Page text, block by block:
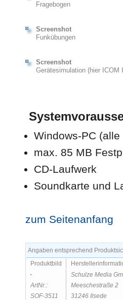
Fragebogen
Screenshot
Funkübungen
Screenshot
Gerätesimulation (hier ICOM
Windows-PC
max. 85 MB
CD-Laufwerk
Soundkarte und
zum Seitenanfang
Angaben entsprechend
Produktbild
ArtNr.:
SOF-3511
Schulze Media
Meeschestraße 2
31246 Ilsede